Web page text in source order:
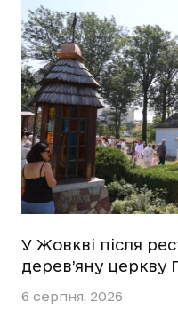
У Жовкві після
дерев’яну церкву
6 серпня, 2026